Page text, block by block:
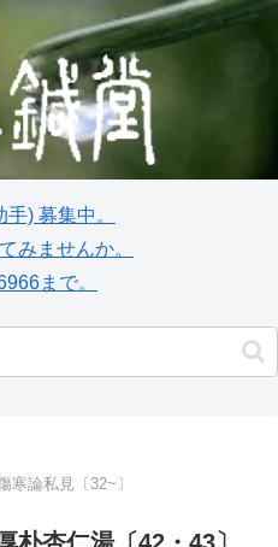
手) 募集中。
みませんか。
まで。
寒論私見〔32~〕